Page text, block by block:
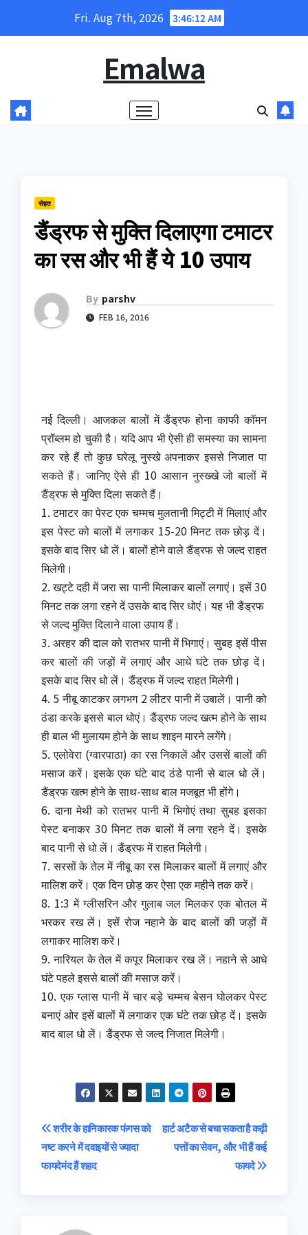
Fri. Aug 7th, 2026 3:46:12 AM
Emalwa
सेहत
डैंड्रफ से मुक्ति दिलाएगा टमाटर
का रस और भी हैं ये 10 उपाय
By parshv
FEB 16, 2016
नई दिल्ली। आजकल बालों में डैंड्रफ होना काफी कॉमन
प्रॉब्लम हो चुकी है। यदि आप भी ऐसी ही समस्या का सामना
कर रहे हैं तो कुछ घरेलू नुस्खे अपनाकर इससे निजात पा
सकते हैं। जानिए ऐसे ही 10 आसान नुस्ख्खे जो बालों में
डैंड्रफ से मुक्ति दिला सकते हैं।
1. टमाटर का पेस्ट एक चम्मच मुलतानी मिट्टी में मिलाएं और
इस पेस्ट को बालों में लगाकर 15-20 मिनट तक छोड़ दें।
इसके बाद सिर धो लें। बालों होने वाले डैंड्रफ से जल्द राहत
मिलेगी।
2. खट्टे दही में जरा सा पानी मिलाकर बालों लगाएं। इसें 30
मिनट तक लगा रहने दें उसके बाद सिर धोएं। यह भी डैंड्रफ
से जल्द मुक्ति दिलाने वाला उपाय हैं।
3. अरहर की दाल को रातभर पानी में भिगाएं। सुबह इसें पीस
कर बालों की जड़ों में लगाएं और आधे घंटे तक छोड़ दें।
इसके बाद सिर धो लें। डैंड्रफ में जल्द राहत मिलेगी।
4. 5 नीबू काटकर लगभग 2 लीटर पानी में उबालें। पानी को
ठंडा करके इससे बाल धोएं। डैंड्रफ जल्द खत्म होने के साथ
ही बाल भी मुलायम होने के साथ शाइन मारने लगेंगे।
5. एलोवेरा (ग्वारपाठा) का रस निकालें और उससें बालों की
मसाज करें। इसके एक घंटे बाद ठंडे पानी से बाल धो लें।
डैंड्रफ खत्म होने के साथ-साथ बाल मजबूत भी होंगे।
6. दाना मेथी को रातभर पानी में भिगोएं तथा सुबह इसका
पेस्ट बनाकर 30 मिनट तक बालों में लगा रहने दें। इसके
बाद पानी से धो लें। डैंड्रफ में राहत मिलेगी।
7. सरसों के तेल में नीबू का रस मिलाकर बालों में लगाएं और
मालिश करें। एक दिन छोड़ कर ऐसा एक महीने तक करें।
8. 1:3 में ग्लीसरिन और गुलाब जल मिलकर एक बोतल में
भरकर रख लें। इसें रोज नहाने के बाद बालों की जड़ों में
लगाकर मालिश करें।
9. नारियल के तेल में कपूर मिलाकर रख लें। नहाने से आधे
घंटे पहले इससे बालों की मसाज करें।
10. एक ग्लास पानी में चार बड़े चम्मच बेसन घोलकर पेस्ट
बनाएं ओर इसें बालों में लगाकर एक घंटे तक छोड़ दें। इसके
बाद बाल धो लें। डैंड्रफ से जल्द निजात मिलेगी।
Post
navigation
हार्ट अटैक से बचा सकता है कढ़ी
पत्तों का सेवन, और भी हैं कई
फायदे
शरीर के हानिकारक फंगस को
नष्ट करने में दवाइयों से ज्‍यादा
फायदेमंद हैं शहद